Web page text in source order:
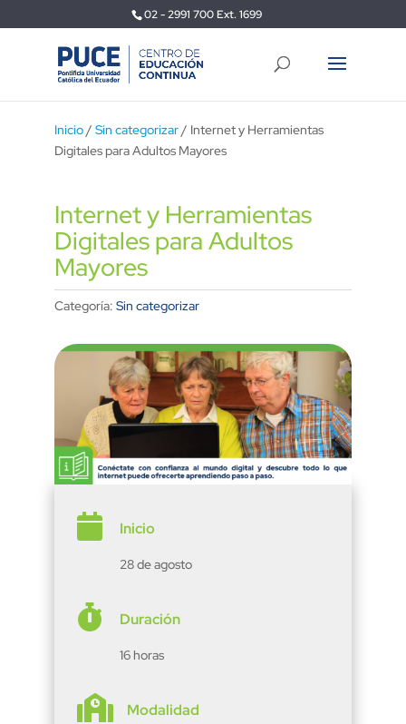
02 - 2991 700 Ext. 1699
Inicio/ Sin categorizar/ Internet y Herramientas
Digitales para Adultos Mayores
Internet y Herramientas
Digitales para Adultos
Mayores
Categoría: Sin categorizar
 Inicio
28 de agosto
 Duración
16 horas
 Modalidad